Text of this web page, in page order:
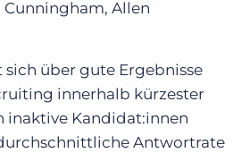
Allen
sich über gute Ergebnisse
innerhalb kürzester
inaktive Kandidat:innen
Antwortrate